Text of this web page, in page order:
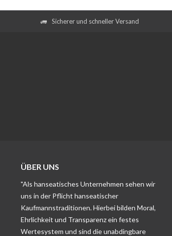
Sicherer und schneller Versand
ÜBER UNS
"Als hanseatisches Unternehmen sehen wir
uns in der Pflicht hanseatischer
Kaufmannstraditionen. Hierbei bilden Moral,
Ehrlichkeit und Transparenz ein festes
Wertesystem und sind die unabdingbare